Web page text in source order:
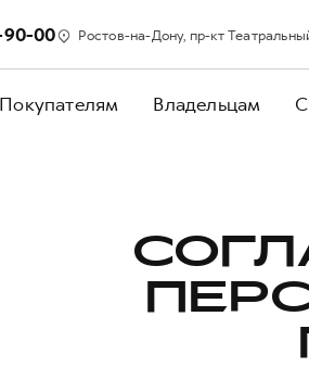
90-00 Ростов-на-Дону, пр-кт
Покупателям Владельцам